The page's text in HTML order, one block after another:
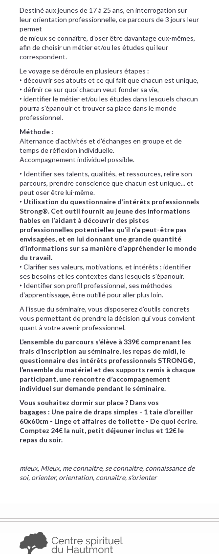
Destiné aux jeunes de 17 à 25 ans, en interrogation sur
leur orientation professionnelle, ce parcours de 3 jours leur
permet
de mieux se connaître, d'oser être davantage eux-mêmes,
afin de choisir un métier et/ou les études qui leur
correspondent.
Le voyage se déroule en plusieurs étapes :
‣ découvrir ses atouts et ce qui fait que chacun est unique,
‣ définir ce sur quoi chacun veut fonder sa vie,
‣ identifier le métier et/ou les études dans lesquels chacun
pourra s'épanouir et trouver sa place dans le monde
professionnel.
Méthode :
Alternance d'activités et d'échanges en groupe et de
temps de réflexion individuelle.
Accompagnement individuel possible.
‣ Identifier ses talents, qualités, et ressources, relire son
parcours, prendre conscience que chacun est unique... et
peut oser être lui-même.
‣ Utilisation du questionnaire d’intérêts professionnels
Strong®. Cet outil fournit au jeune des informations
fiables en l’aidant à découvrir des pistes
professionnelles potentielles qu’il n’a peut-être pas
envisagées, et en lui donnant une grande quantité
d’informations sur sa manière d’appréhender le monde
du travail.
‣ Clarifier ses valeurs, motivations, et intérêts ; identifier
ses besoins et les contextes dans lesquels s'épanouir.
‣ Identifier son profil professionnel, ses méthodes
d'apprentissage, être outillé pour aller plus loin.
A l'issue du séminaire, vous disposerez d'outils concrets
vous permettant de prendre la décision qui vous convient
quant à votre avenir professionnel.
L’ensemble du parcours s’élève à 339€ comprenant les
frais d’inscription au séminaire, les repas de midi, le
questionnaire des intérêts professionnels STRONG©,
l’ensemble du matériel et des supports remis à chaque
participant, une rencontre d’accompagnement
individuel sur demande pendant le séminaire.
Vous souhaitez dormir sur place ? ​Dans vos
bagages : Une paire de draps simples - 1 taie d’oreiller
60x60cm - Linge et affaires de toilette - De quoi écrire.
Comptez 24€ la nuit, petit déjeuner inclus et 12€ le
repas du soir.
mieux, Mieux, me connaitre, se connaitre, connaissance de
soi, orienter, orientation, connaître, s'orienter